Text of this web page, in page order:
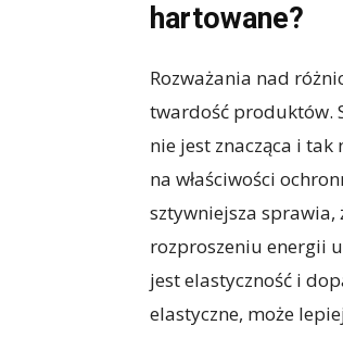
hartowane?
Rozważania nad
twardość produktów.
nie jest znacząca i
na właściwości
sztywniejsza
rozproszeniu energii
jest elastyczność i
elastyczne, może